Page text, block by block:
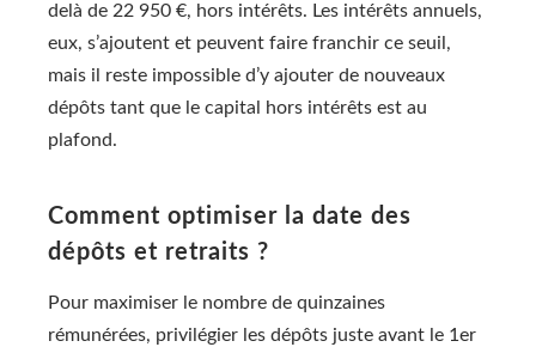
delà de 22 950 €, hors intérêts. Les intérêts annuels,
eux, s’ajoutent et peuvent faire franchir ce seuil,
mais il reste impossible d’y ajouter de nouveaux
dépôts tant que le capital hors intérêts est au
plafond.
Comment optimiser la date des
dépôts et retraits ?
Pour maximiser le nombre de quinzaines
rémunérées, privilégier les dépôts juste avant le 1er